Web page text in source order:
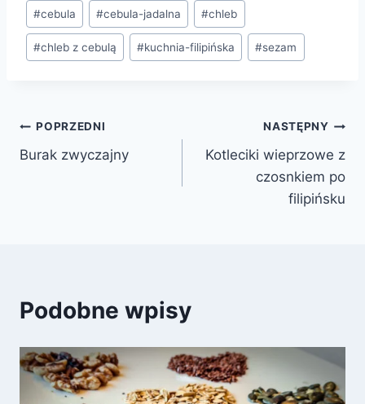
Tagi
wpisu:
#cebula #cebula-jadalna #chleb
#chleb z cebulą #kuchnia-filipińska #sezam
Nawigacja
wpisu
POPRZEDNI
Burak zwyczajny
NASTĘPNY
Kotleciki wieprzowe z
czosnkiem po
filipińsku
Podobne wpisy